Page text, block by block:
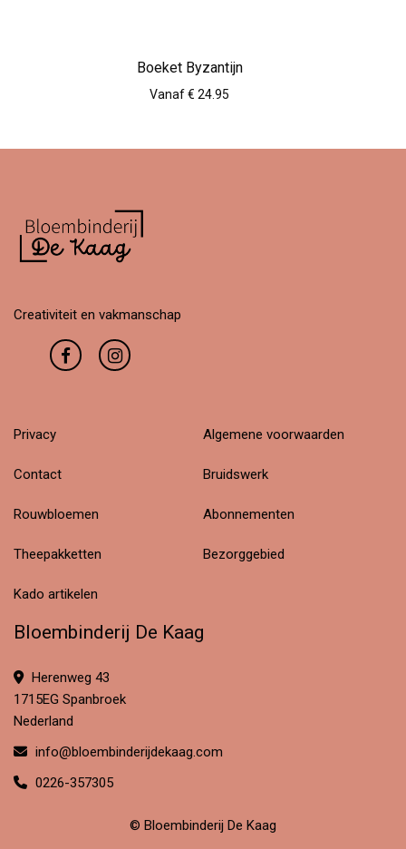
Boeket Byzantijn
Vanaf € 24.95
Creativiteit en vakmanschap
Privacy Algemene voorwaarden
Contact Bruidswerk
Rouwbloemen Abonnementen
Theepakketten Bezorggebied
Kado artikelen
Bloembinderij De Kaag
Herenweg 43
1715EG Spanbroek
Nederland
info@bloembinderijdekaag.com
0226-357305
© Bloembinderij De Kaag